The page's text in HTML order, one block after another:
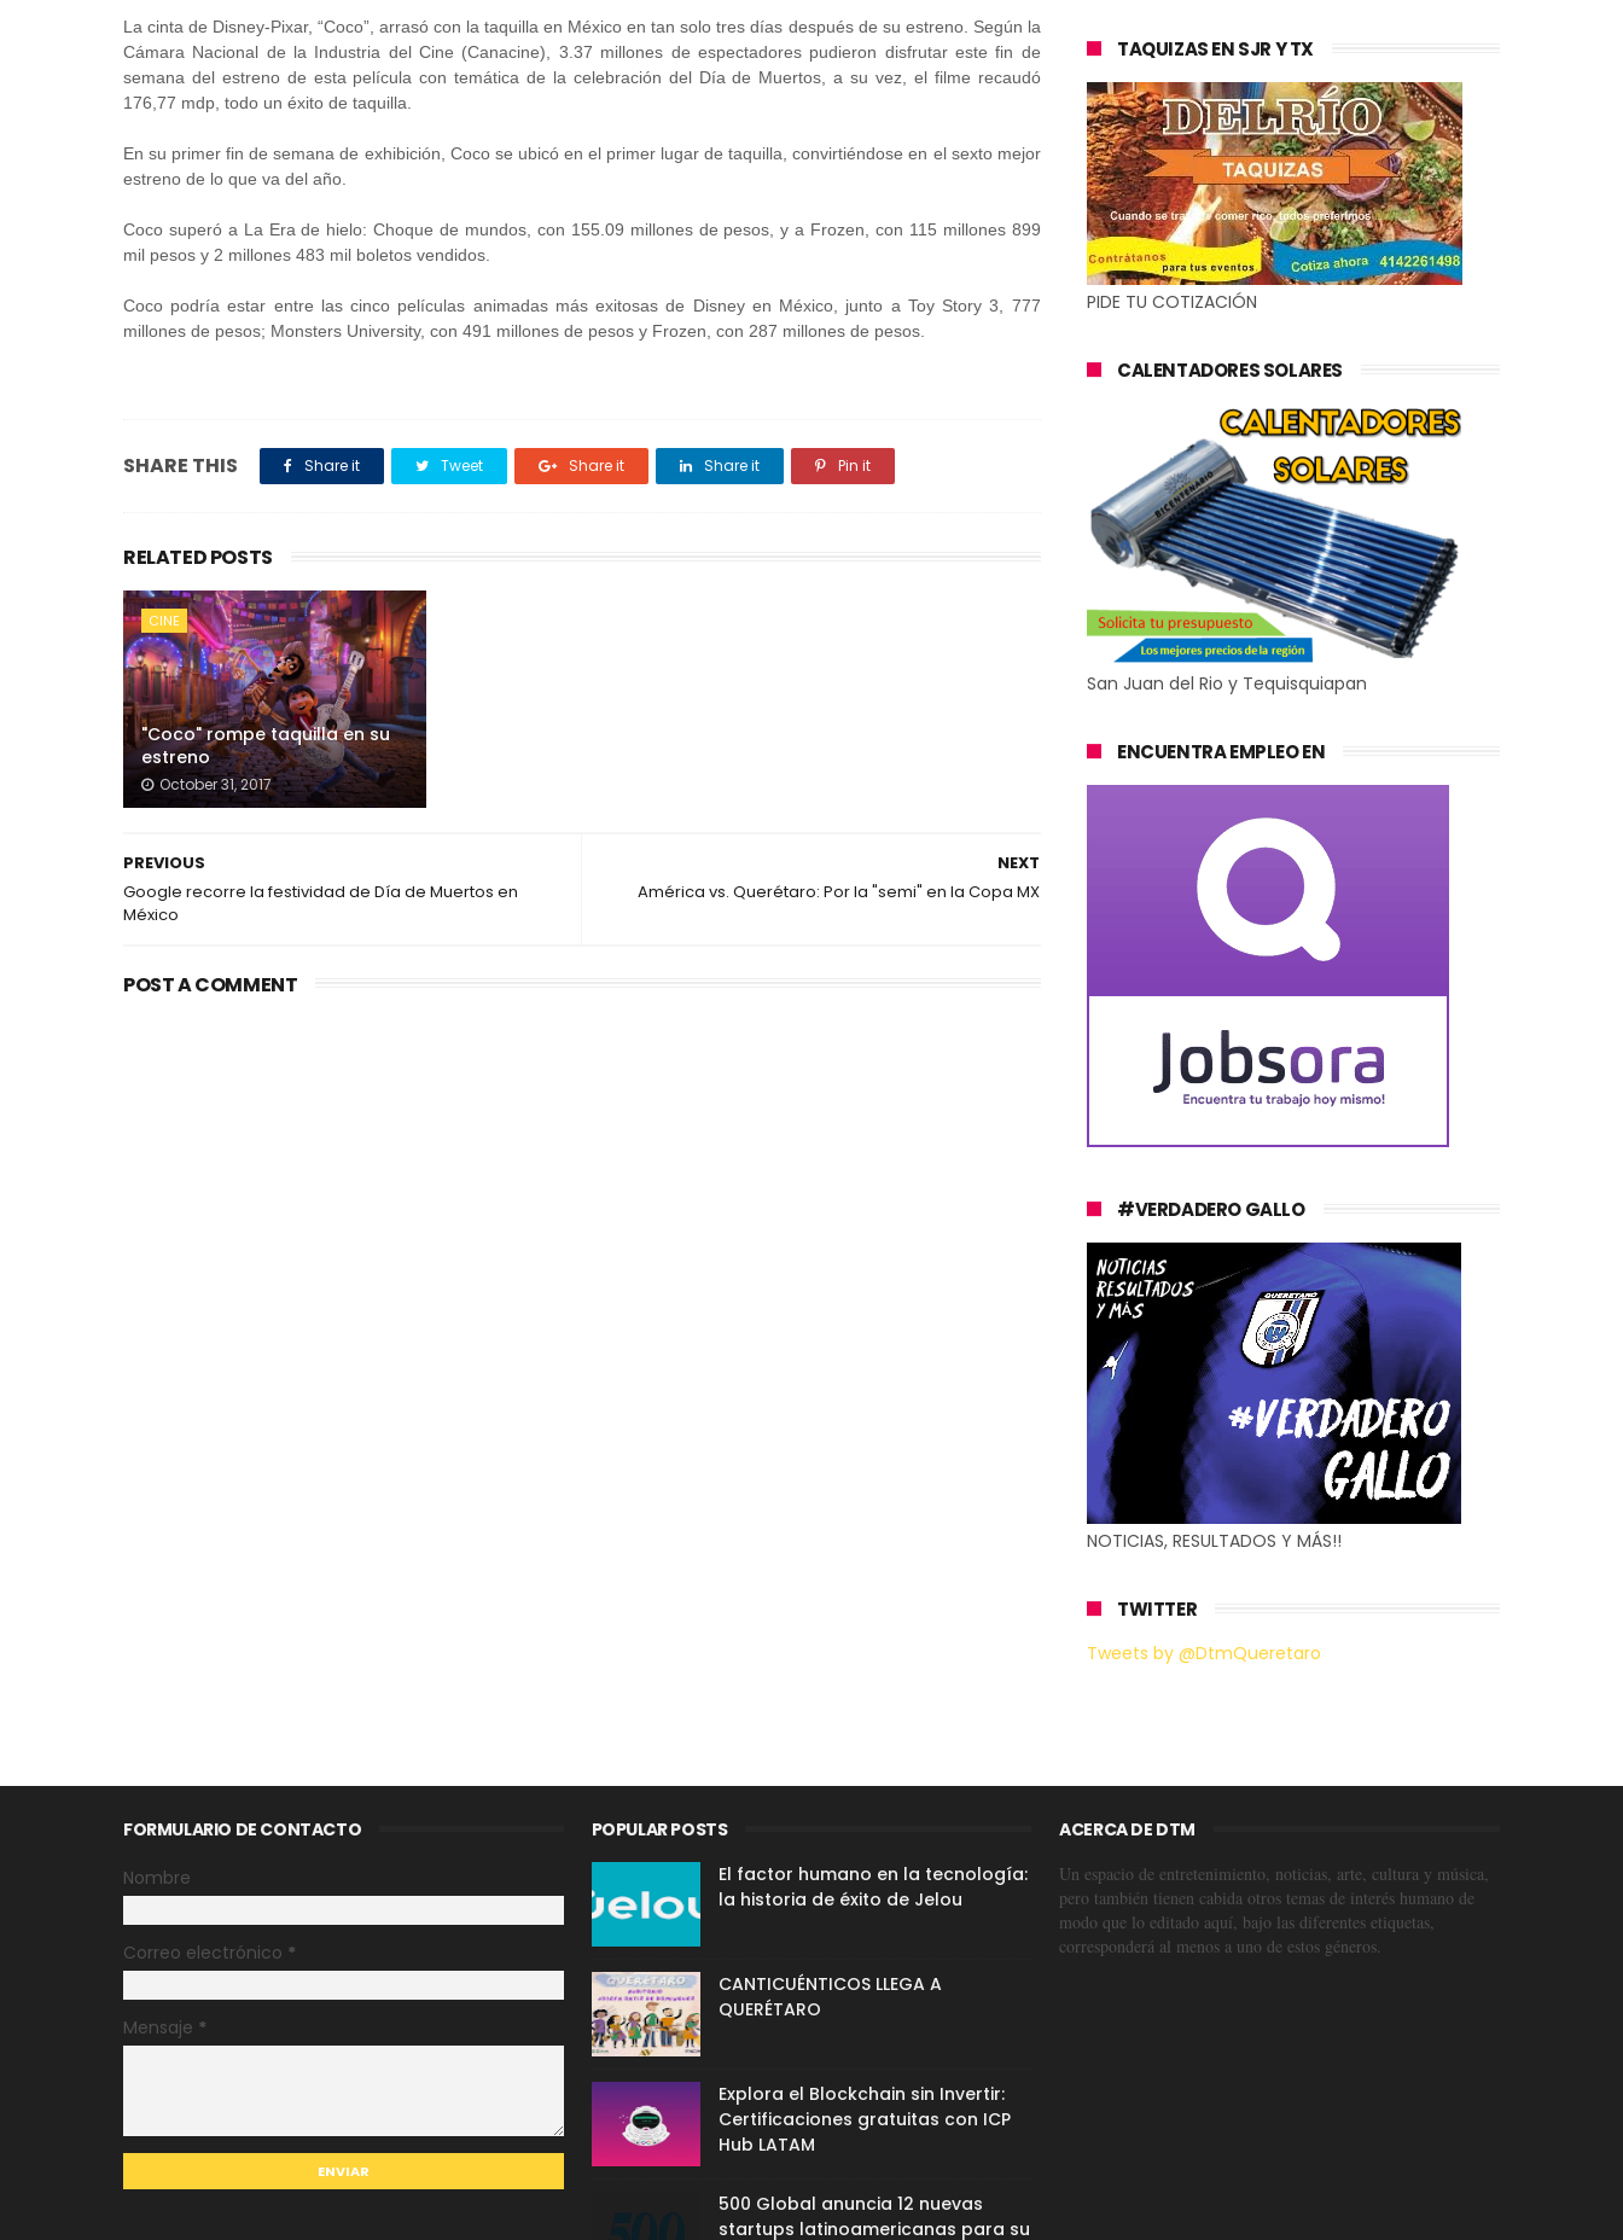
La cinta de Disney-Pixar, “Coco”, arrasó con la taquilla en México en tan solo tres días después de su estreno. Según la
Cámara Nacional de la Industria del Cine (Canacine), 3.37 millones de espectadores pudieron disfrutar este fin de
semana del estreno de esta película con temática de la celebración del Día de Muertos, a su vez, el filme recaudó
176,77 mdp, todo un éxito de taquilla.
En su primer fin de semana de exhibición, Coco se ubicó en el primer lugar de taquilla, convirtiéndose en el sexto mejor
estreno de lo que va del año.
Coco superó a La Era de hielo: Choque de mundos, con 155.09 millones de pesos, y a Frozen, con 115 millones 899
mil pesos y 2 millones 483 mil boletos vendidos.
Coco podría estar entre las cinco películas animadas más exitosas de Disney en México, junto a Toy Story 3, 777
millones de pesos; Monsters University, con 491 millones de pesos y Frozen, con 287 millones de pesos.
SHARE THIS Share it Tweet Share it Share it Pin it
RELATED POSTS
CINE
"Coco" rompe taquilla en su
estreno
October 31, 2017
NEXT
América vs. Querétaro: Por la "semi" en la Copa MX
PREVIOUS
Google recorre la festividad de Día de Muertos en
México
POST A COMMENT
TAQUIZAS EN SJR Y TX
PIDE TU COTIZACIÓN
CALENTADORES SOLARES
San Juan del Rio y Tequisquiapan
ENCUENTRA EMPLEO EN
#VERDADERO GALLO
NOTICIAS, RESULTADOS Y MÁS!!
TWITTER
Tweets by @DtmQueretaro
FORMULARIO DE CONTACTO
Nombre
Correo electrónico *
Mensaje *
POPULAR POSTS
El factor humano en la tecnología:
la historia de éxito de Jelou
CANTICUÉNTICOS LLEGA A
QUERÉTARO
Explora el Blockchain sin Invertir:
Certificaciones gratuitas con ICP
Hub LATAM
500 Global anuncia 12 nuevas
startups latinoamericanas para su
ACERCA DE DTM
Un espacio de entretenimiento, noticias, arte, cultura y música,
pero también tienen cabida otros temas de interés humano de
modo que lo editado aquí, bajo las diferentes etiquetas,
corresponderá al menos a uno de estos géneros.